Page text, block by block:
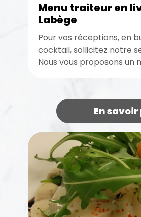
Menu traiteur en
Labège
Pour vos réceptions, en
cocktail, sollicitez notre
Nous vous proposons un
En savoir